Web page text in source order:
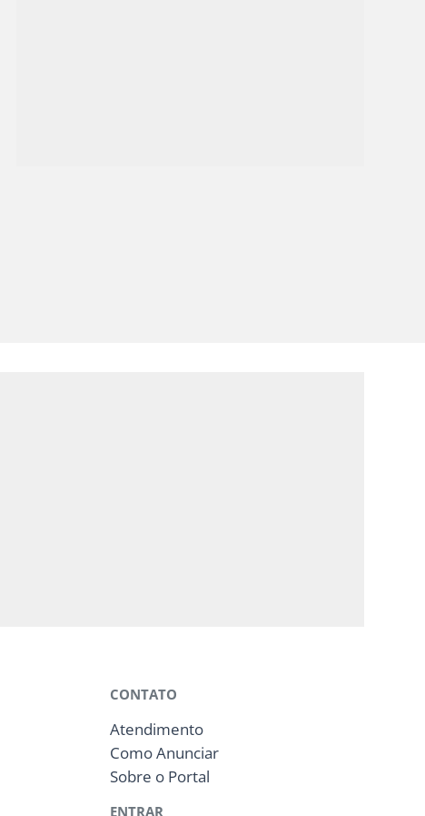
CONTATO
Atendimento
Como Anunciar
Sobre o Portal
ENTRAR